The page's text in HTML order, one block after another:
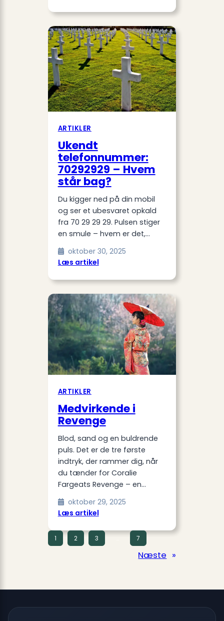
i
Ozark
ARTIKLER
Ukendt
telefonnummer:
70292929 – Hvem
står bag?
Du kigger ned på din mobil
og ser et ubesvaret opkald
fra 70 29 29 29. Pulsen stiger
en smule – hvem er det,…
oktober 30, 2025
Læs artikel:
telefonnummer:
70292929
–
Hvem
står
bag?
ARTIKLER
Medvirkende i
Revenge
Blod, sand og en buldrende
puls. Det er de tre første
indtryk, der rammer dig, når
du tænder for Coralie
Fargeats Revenge – en…
oktober 29, 2025
Læs artikel:
Revenge
1 2 3 … 7
Næste »